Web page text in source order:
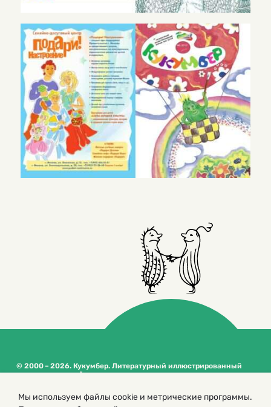
© 2000 – 2026. Кукумбер. Литературный иллюстрированный
журнал для детей
сайта
Мы используем файлы cookie и метрические программы.